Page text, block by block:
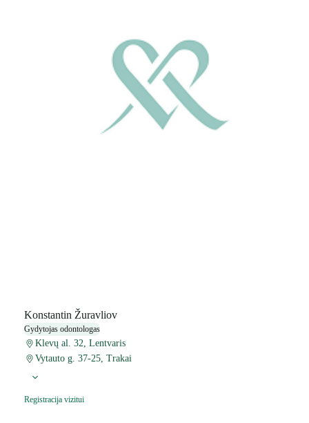
Konstantin Žuravliov
Gydytojas odontologas
Klevų al. 32, Lentvaris
Vytauto g. 37-25, Trakai
Registracija vizitui